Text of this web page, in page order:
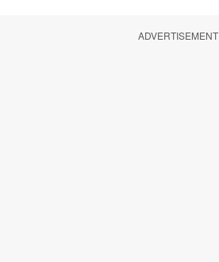
ADVERTISEMENT